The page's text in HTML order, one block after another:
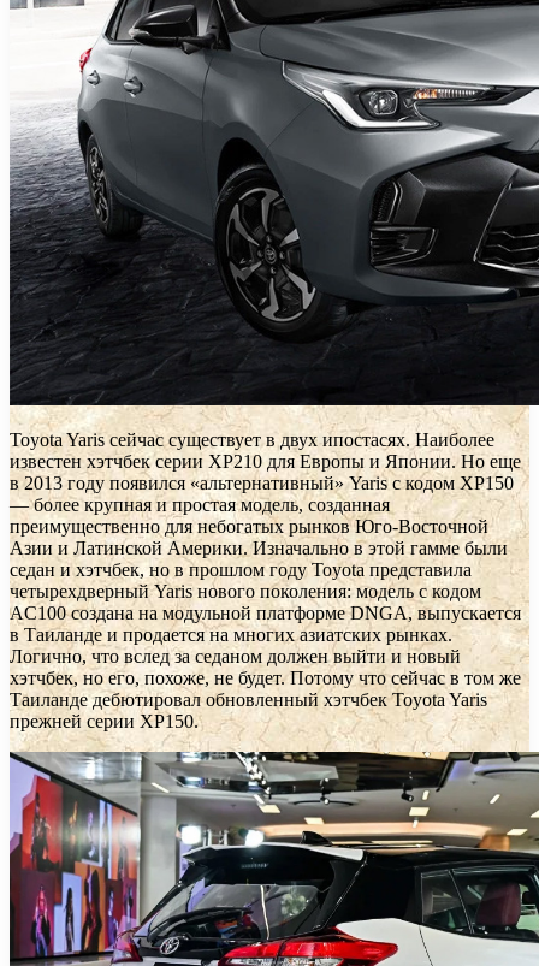
Toyota Yaris сейчас существует в двух ипостасях. Наиболее
известен хэтчбек серии XP210 для Европы и Японии. Но еще
в 2013 году появился «альтернативный» Yaris с кодом XP150
— более крупная и простая модель, созданная
преимущественно для небогатых рынков Юго-Восточной
Азии и Латинской Америки. Изначально в этой гамме были
седан и хэтчбек, но в прошлом году Toyota представила
четырехдверный Yaris нового поколения: модель с кодом
AC100 создана на модульной платформе DNGA, выпускается
в Таиланде и продается на многих азиатских рынках.
Логично, что вслед за седаном должен выйти и новый
хэтчбек, но его, похоже, не будет. Потому что сейчас в том же
Таиланде дебютировал обновленный хэтчбек Toyota Yaris
прежней серии XP150.